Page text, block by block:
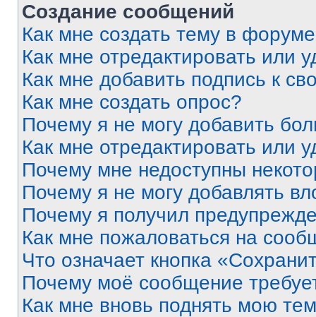
Создание сообщений
Как мне создать тему в
Как мне отредактировать или
Как мне добавить подпись к
Как мне создать опрос?
Почему я не могу добавить
Как мне отредактировать или
Почему мне недоступны
Почему я не могу добавлять
Почему я получил
Как мне пожаловаться на
Что означает кнопка
Почему моё сообщение
Как мне вновь поднять мою